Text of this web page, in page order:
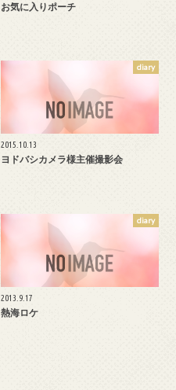
お気に入りポーチ
diary
2015.10.13
ヨドバシカメラ様主催撮影会
diary
2013.9.17
熱海ロケ